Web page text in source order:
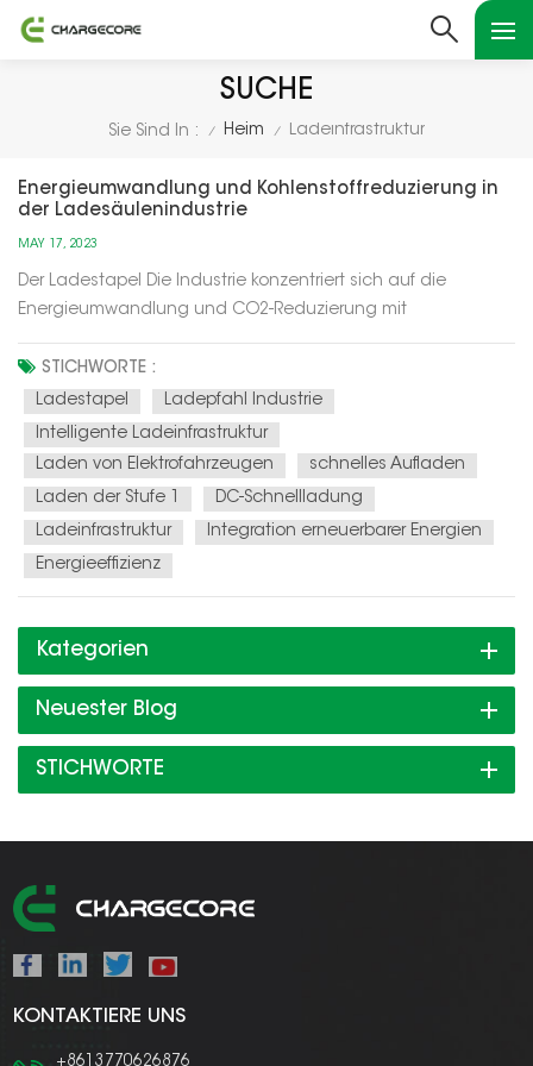
SUCHE
Sie Sind In : / Heim / Ladeinfrastruktur
Energieumwandlung und Kohlenstoffreduzierung in
der Ladesäulenindustrie
MAY 17, 2023
Der Ladestapel Die Industrie konzentriert sich auf die
Energieumwandlung und CO2-Reduzierung mit
Ladesäulen werden zunehmend mit erneuerbaren
Energiequellen wie Sonne und Wind betrieben. Diese
Integration verringert die Abhängigkeit von...
STICHWORTE :
Ladestapel
Ladepfahl Industrie
Intelligente Ladeinfrastruktur
Laden von Elektrofahrzeugen
schnelles Aufladen
Laden der Stufe 1
DC-Schnellladung
Ladeinfrastruktur
Integration erneuerbarer Energien
Energieeffizienz
Kategorien
Neuester Blog
STICHWORTE
KONTAKTIERE UNS
+8613770626876